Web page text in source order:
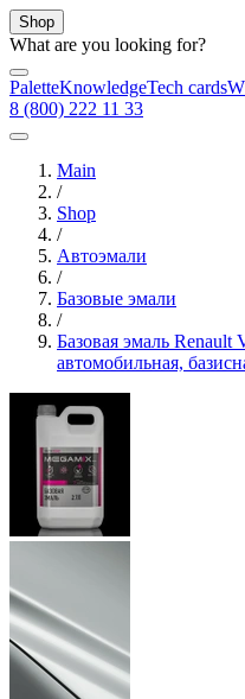
Shop
What are you looking for?
PaletteKnowledgeTech cards
8 (800) 222 11 33
Main
/
Shop
/
Автоэмали
/
Базовые эмали
/
Базовая эмаль Renault
автомобильная,